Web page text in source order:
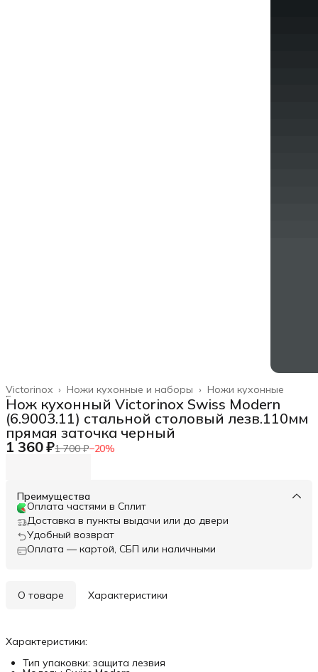
Ножи кухонные
Ножи кухонные и наборы ›
Victorinox ›
Главная
Нож кухонный Victorinox Swiss Modern
(6.9003.11) стальной столовый лезв.110мм
прямая заточка черный
1 360 ₽1 700 ₽−20%
Преимущества
Оплата частями в Сплит
Доставка в пункты выдачи или до двери
Удобный возврат
Оплата — картой, СБП или наличными
О товаре Характеристики
Характеристики:
Тип упаковки: защита лезвия